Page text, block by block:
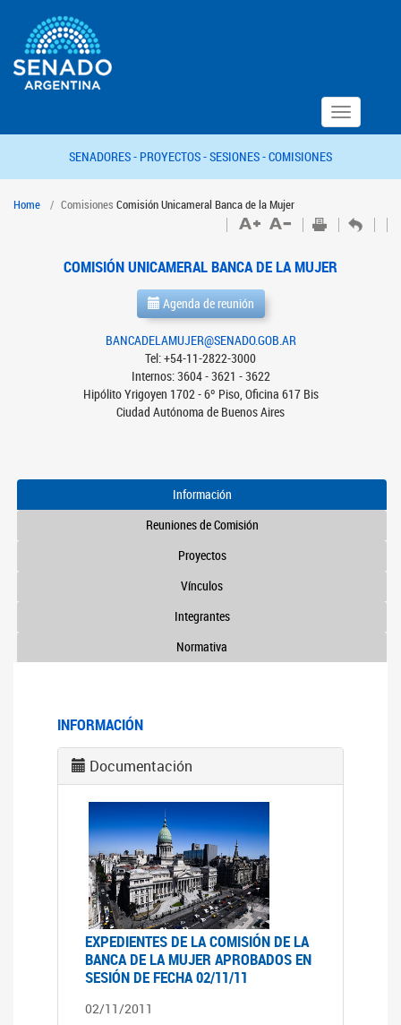
Toggle
navigation
SENADORES - PROYECTOS -SESIONES -COMISIONES
Home Comisiones Comisión Unicameral Banca de la Mujer
COMISIÓN UNICAMERAL BANCA DE LA MUJER
Agenda de reunión
BANCADELAMUJER@SENADO.GOB.AR
Tel: +54-11-2822-3000
Internos: 3604 - 3621 - 3622
Hipólito Yrigoyen 1702 - 6º Piso, Oficina 617 Bis
Ciudad Autónoma de Buenos Aires
Información
Reuniones de Comisión
Proyectos
Vínculos
Integrantes
Normativa
INFORMACIÓN
Documentación
EXPEDIENTES DE LA COMISIÓN DE LA
BANCA DE LA MUJER APROBADOS EN
SESIÓN DE FECHA 02/11/11
02/11/2011